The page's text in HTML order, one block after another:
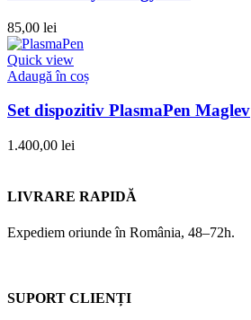
85,00 lei
Quick view
Adaugă în coș
Set dispozitiv PlasmaPen Maglev
1.400,00 lei
LIVRARE RAPIDĂ
Expediem oriunde în România, 48–72h.
SUPORT CLIENȚI